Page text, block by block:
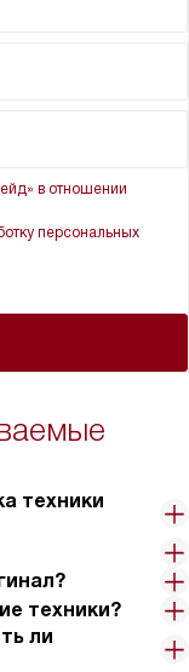
в отношении
персональных
техники
техники?
ли